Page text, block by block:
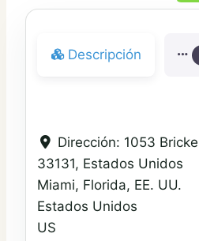
Descripción
Dirección: 1053
33131, Estados Unidos
Miami, Florida, EE. UU.
Estados Unidos
US